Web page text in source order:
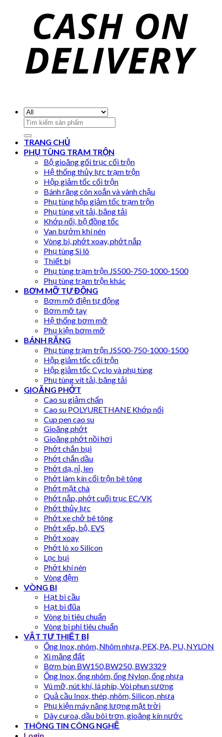
Search
for:
TRANG CHỦ
PHỤ TÙNG TRẠM TRỘN
Bộ gioăng gối trục cối trộn
Hệ thống thủy lực trạm trộn
Hộp giảm tốc cối trộn
Bánh răng côn xoắn và vành chậu
Phụ tùng hộp giảm tốc trạm trộn
Phụ tùng vít tải, băng tải
Khớp nối, bộ đồng tốc
Van bướm khí nén
Vòng bi, phớt xoay, phớt nắp
Phụ tùng Si lô
Thiết bị
Phụ tùng trạm trộn JS500-750-1000-1500
Phụ tùng trạm trộn khác
BƠM MỠ TỰ ĐỘNG
Bơm mỡ điện tự động
Bơm mỡ tay
Hệ thống bơm mỡ
Phụ kiện bơm mỡ
BÁNH RĂNG
Phụ tùng trạm trộn JS500-750-1000-1500
Hộp giảm tốc cối trộn
Hộp giảm tốc Cyclo và phụ tùng
Phụ tùng vít tải, băng tải
GIOĂNG PHỚT
Cao su giảm chấn
Cao su POLYURETHANE Khớp nối
Cup pen cao su
Gioăng phớt
Gioăng phớt nồi hơi
Phớt chắn bụi
Phớt chắn dầu
Phớt dạ, nỉ, len
Phớt làm kín cối trộn bê tông
Phớt mặt chà
Phớt nắp, phớt cuối trục EC/VK
Phớt thủy lực
Phớt xe chở bê tông
Phớt xếp, bộ, EVS
Phớt xoay
Phớt lò xo Silicon
Lọc bụi
Phớt khí nén
Vòng đệm
VÒNG BI
Hạt bi cầu
Hạt bi đũa
Vòng bi tiêu chuẩn
Vòng bi phi tiêu chuẩn
VẬT TƯ THIẾT BỊ
Ống Inox, nhôm, Nhôm nhựa, PEX, PA, PU, NYLON
Xi măng đất
Bơm bùn BW150,BW250, BW3329
Ống Inox, ống nhôm, ống Nylon, ống nhựa
Vú mỡ, nút khí, lá phíp, Vòi phun sương
Quả cầu Inox, thép, nhôm, Silicon, nhựa
Phụ kiện máy năng lượng mặt trời
Dây curoa, dầu bôi trơn, gioăng kín nước
THÔNG TIN CÔNG NGHỆ